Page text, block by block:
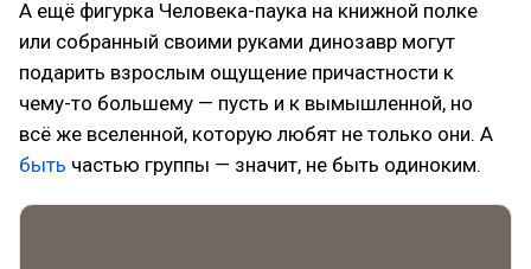
А ещё фигурка Человека-паука на книжной полке
или собранный своими руками динозавр могут
подарить взрослым ощущение причастности к
чему-то большему — пусть и к вымышленной, но
всё же вселенной, которую любят не только они. А
быть частью группы — значит, не быть одиноким.